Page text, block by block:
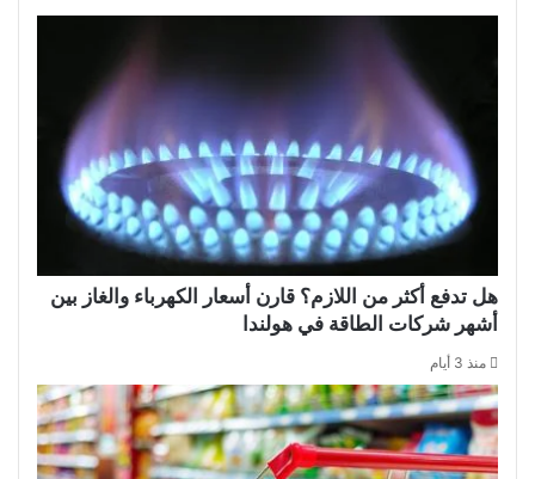
هل تدفع أكثر من اللازم؟ قارن أسعار الكهرباء والغاز بين
أشهر شركات الطاقة في هولندا
منذ 3 أيام